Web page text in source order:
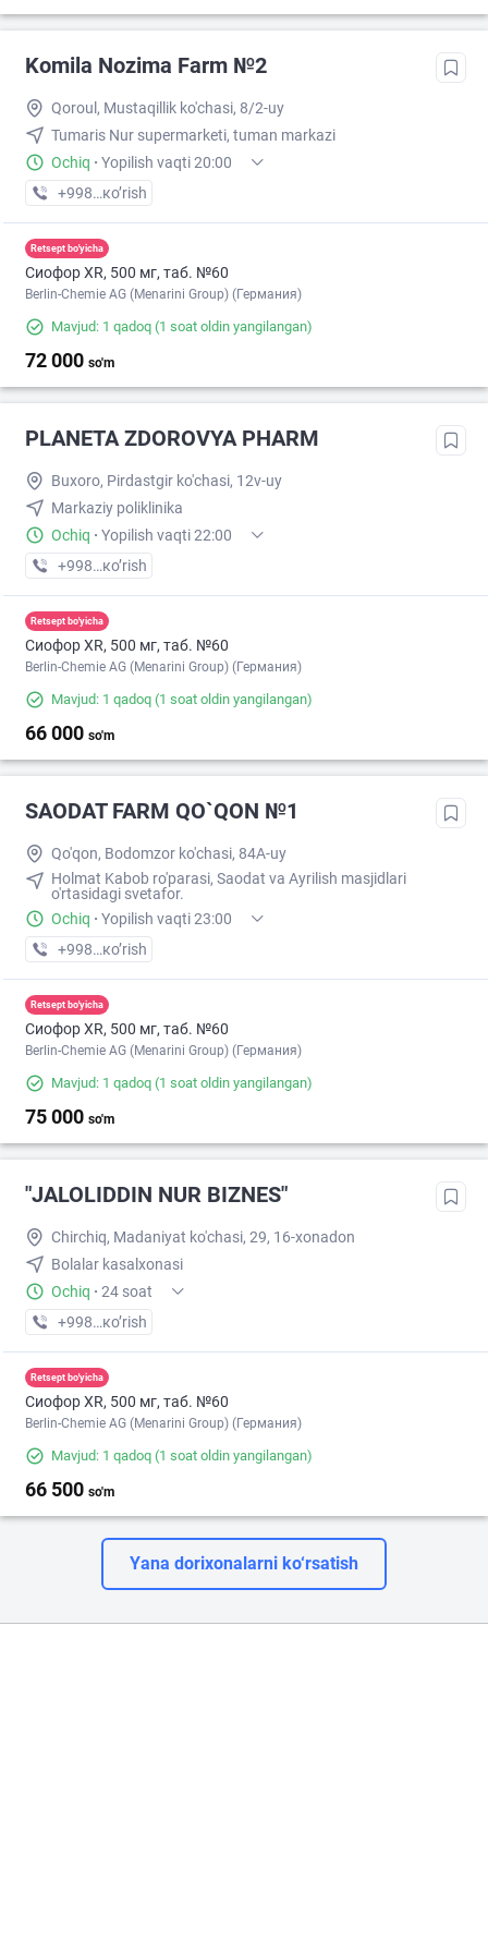
Komila Nozima Farm №2
Qoroul, Mustaqillik ko'chasi, 8/2-uy
Tumaris Nur supermarketi, tuman markazi
Ochiq · Yopilish vaqti 20:00
+998 (99) XXX-XX-XX
кo’rish
Retsept bo'yicha
Сиофор XR, 500 мг, таб. №60
Berlin-Chemie AG (Menarini Group) (Германия)
Mavjud: 1 qadoq (1 soat oldin yangilangan)
72 000 so'm
PLANETA ZDOROVYA PHARM
Buxoro, Pirdastgir ko'chasi, 12v-uy
Markaziy poliklinika
Ochiq · Yopilish vaqti 22:00
+998 (91) XXX-XX-XX
кo’rish
Retsept bo'yicha
Сиофор XR, 500 мг, таб. №60
Berlin-Chemie AG (Menarini Group) (Германия)
Mavjud: 1 qadoq (1 soat oldin yangilangan)
66 000 so'm
SAODAT FARM QO`QON №1
Qo'qon, Bodomzor ko'chasi, 84A-uy
Holmat Kabob ro'parasi, Saodat va Ayrilish masjidlari
o'rtasidagi svetafor.
Ochiq · Yopilish vaqti 23:00
+998 (90) XXX-XX-XX
кo’rish
Retsept bo'yicha
Сиофор XR, 500 мг, таб. №60
Berlin-Chemie AG (Menarini Group) (Германия)
Mavjud: 1 qadoq (1 soat oldin yangilangan)
75 000 so'm
"JALOLIDDIN NUR BIZNES"
Chirchiq, Madaniyat ko'chasi, 29, 16-xonadon
Bolalar kasalxonasi
Ochiq · 24 soat
+998 (70) XXX-XX-XX
кo’rish
Retsept bo'yicha
Сиофор XR, 500 мг, таб. №60
Berlin-Chemie AG (Menarini Group) (Германия)
Mavjud: 1 qadoq (1 soat oldin yangilangan)
66 500 so'm
Yana dorixonalarni ko‘rsatish